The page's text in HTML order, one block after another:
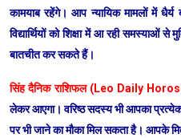
कामयाब रहेंगे। आप न्यायिक मामलों में
विद्यार्थियों को शिक्षा में आ रही समस्याओं
बातचीत कर सकते हैं।
सिंह दैनिक राशिफल (Leo Daily
लेकर आएगा। वरिष्ठ सदस्य भी आपका
पर भी जाने का मौका मिल सकता है। आपके